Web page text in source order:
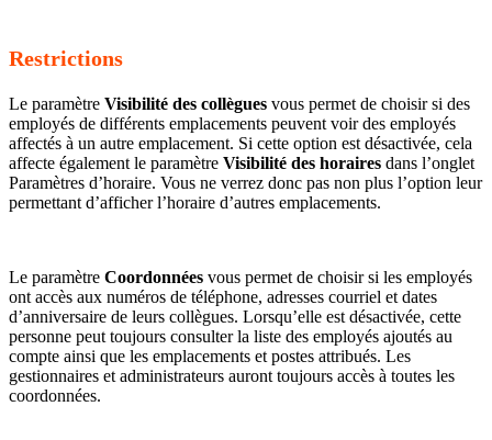
Restrictions
Le paramètre Visibilité des collègues vous permet de choisir si des
employés de différents emplacements peuvent voir des employés
affectés à un autre emplacement. Si cette option est désactivée, cela
affecte également le paramètre Visibilité des horaires dans l’onglet
Paramètres d’horaire. Vous ne verrez donc pas non plus l’option leur
permettant d’afficher l’horaire d’autres emplacements.
Le paramètre Coordonnées vous permet de choisir si les employés
ont accès aux numéros de téléphone, adresses courriel et dates
d’anniversaire de leurs collègues. Lorsqu’elle est désactivée, cette
personne peut toujours consulter la liste des employés ajoutés au
compte ainsi que les emplacements et postes attribués. Les
gestionnaires et administrateurs auront toujours accès à toutes les
coordonnées.